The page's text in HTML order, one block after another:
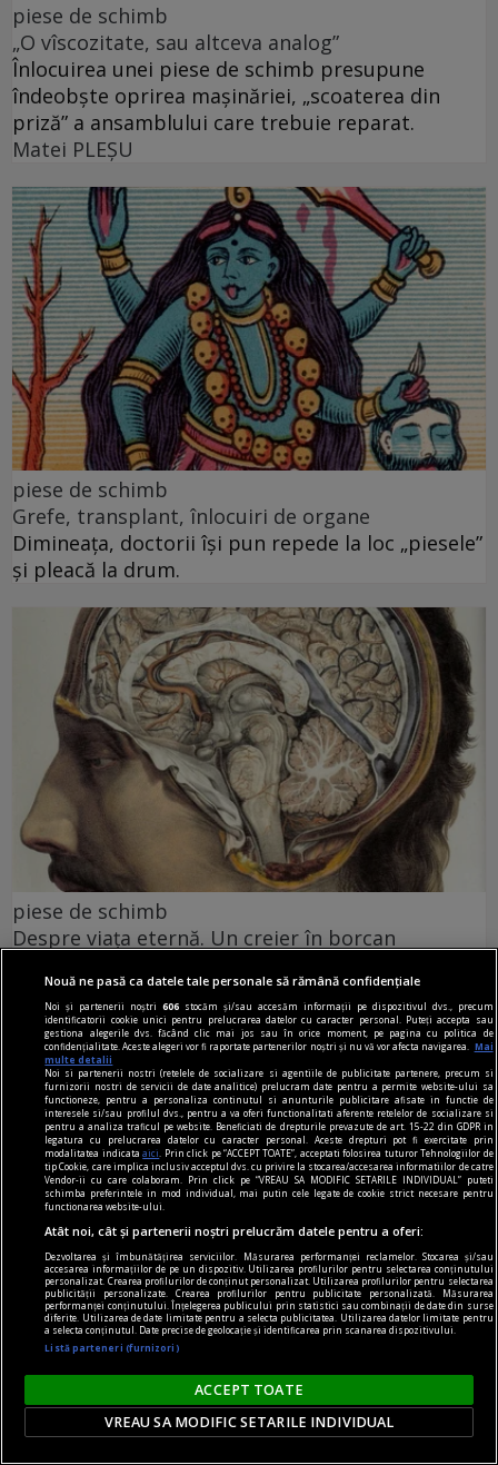
piese de schimb
„O vîscozitate, sau altceva analog”
Înlocuirea unei piese de schimb presupune
îndeobște oprirea mașinăriei, „scoaterea din
priză” a ansamblului care trebuie reparat.
Matei PLEŞU
piese de schimb
Grefe, transplant, înlocuiri de organe
Dimineața, doctorii își pun repede la loc „piesele”
și pleacă la drum.
piese de schimb
Despre viața eternă. Un creier în borcan
domnule, neuroștiințe, filosofie, transumanism
sau teologie? În halul ăsta am ajuns? Doamne
ferește!
piese de schimb
Făpturi de unică folosință
Dar pentru a fi, realmente, mai buni, trebuie să
Nouă ne pasă ca datele tale personale să rămână confidențiale
Noi și partenerii noștri606 stocăm și/sau accesăm informații pe dispozitivul dvs., precum
identificatorii cookie unici pentru prelucrarea datelor cu caracter personal. Puteți accepta sau
gestiona alegerile dvs. făcând clic mai jos sau în orice moment, pe pagina cu politica de
confidențialitate. Aceste alegeri vor fi raportate partenerilor noștri și nu vă vor afecta navigarea.
Mai
multe detalii
Noi si partenerii nostri (retelele de socializare si agentiile de publicitate partenere, precum si
furnizorii nostri de servicii de date analitice) prelucram date pentru a permite website-ului sa
functioneze, pentru a personaliza continutul si anunturile publicitare afisate in functie de
interesele si/sau profilul dvs., pentru a va oferi functionalitati aferente retelelor de socializare si
pentru a analiza traficul pe website. Beneficiati de drepturile prevazute de art. 15-22 din GDPR in
legatura cu prelucrarea datelor cu caracter personal. Aceste drepturi pot fi exercitate prin
modalitatea indicataaici
. Prin click pe “ACCEPT TOATE”, acceptati folosirea tuturor Tehnologiilor de
tip Cookie, care implica inclusiv acceptul dvs. cu privire la stocarea/accesarea informatiilor de catre
Vendor-ii cu care colaboram. Prin click pe “VREAU SA MODIFIC SETARILE INDIVIDUAL” puteti
schimba preferintele in mod individual, mai putin cele legate de cookie strict necesare pentru
functionarea website-ului.
Atât noi, cât și partenerii noștri prelucrăm datele pentru a oferi:
Dezvoltarea și îmbunătățirea serviciilor. Măsurarea performanței reclamelor. Stocarea și/sau
accesarea informațiilor de pe un dispozitiv. Utilizarea profilurilor pentru selectarea conținutului
personalizat. Crearea profilurilor de conținut personalizat. Utilizarea profilurilor pentru selectarea
publicității personalizate. Crearea profilurilor pentru publicitate personalizată. Măsurarea
performanței conținutului. Înțelegerea publicului prin statistici sau combinații de date din surse
diferite. Utilizarea de date limitate pentru a selecta publicitatea. Utilizarea datelor limitate pentru
a selecta conținutul. Date precise de geolocație și identificarea prin scanarea dispozitivului.
Listă parteneri (furnizori)
ACCEPT TOATE
VREAU SA MODIFIC SETARILE INDIVIDUAL